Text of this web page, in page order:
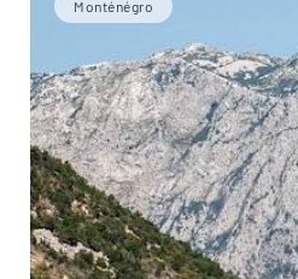
Monténégro